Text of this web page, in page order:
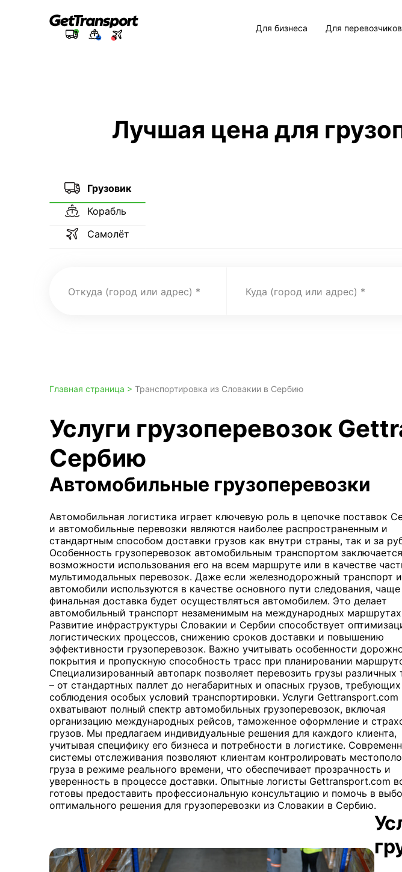
Для бизнеса Для перевозчиков
Лучшая цена для
Грузовик
Корабль
Самолёт
Откуда (город или адрес) Куда (город или адрес)
Главная страница > Транспортировка из Словакии в Сербию
Услуги грузоперевозок
Сербию
Автомобильные грузоперевозки
Автомобильная логистика играет ключевую роль в цепочке поставок
и автомобильные перевозки являются наиболее распространенным и
стандартным способом доставки грузов как внутри страны, так и за
Особенность грузоперевозок автомобильным транспортом
возможности использования его на всем маршруте или в качестве
мультимодальных перевозок. Даже если железнодорожный транспорт
автомобили используются в качестве основного пути следования, чаще
финальная доставка будет осуществляться автомобилем. Это делает
автомобильный транспорт незаменимым на международных
Развитие инфраструктуры Словакии и Сербии способствует
логистических процессов, снижению сроков доставки и повышению
эффективности грузоперевозок. Важно учитывать особенности
покрытия и пропускную способность трасс при планировании
Специализированный автопарк позволяет перевозить грузы различных
– от стандартных паллет до негабаритных и опасных грузов, требующих
соблюдения особых условий транспортировки. Услуги Gettransport.com
охватывают полный спектр автомобильных грузоперевозок, включая
организацию международных рейсов, таможенное оформление и
грузов. Мы предлагаем индивидуальные решения для каждого клиента,
учитывая специфику его бизнеса и потребности в логистике.
системы отслеживания позволяют клиентам контролировать
груза в режиме реального времени, что обеспечивает прозрачность и
уверенность в процессе доставки. Опытные логисты Gettransport.com
готовы предоставить профессиональную консультацию и помочь в
оптимального решения для грузоперевозки из Словакии в Сербию.